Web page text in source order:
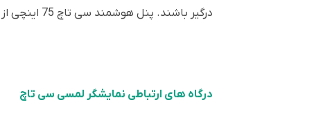
درگیر باشند. پنل هوشمند سی تاچ 75 اینچی از سیستم عامل ساده و آشنای اندروید 5.1 با 2 گیگابایت رم و 16 گیگابایت رام داخلی استفاده می کند.
درگاه های ارتباطی نمایشگر لمسی سی تاچ